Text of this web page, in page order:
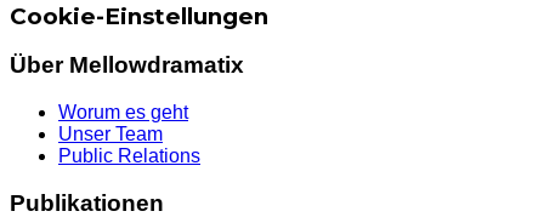
Cookie-Einstellungen
Über Mellowdramatix
Worum es geht
Unser Team
Public Relations
Publikationen